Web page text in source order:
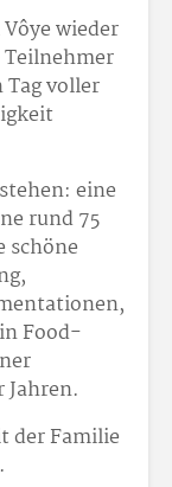
wieder
Tag voller
eine
rund 75
schöne
Food-
Jahren.
der Familie